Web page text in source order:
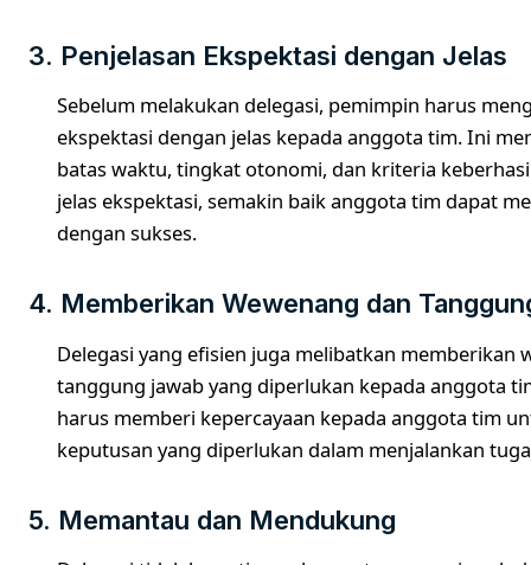
3. Penjelasan Ekspektasi dengan Jelas
Sebelum melakukan delegasi, pemimpin harus
ekspektasi dengan jelas kepada anggota tim. Ini
batas waktu, tingkat otonomi, dan kriteria
jelas ekspektasi, semakin baik anggota tim dapat
dengan sukses.
4. Memberikan Wewenang dan
Delegasi yang efisien juga melibatkan memberikan
tanggung jawab yang diperlukan kepada anggota
harus memberi kepercayaan kepada anggota tim
keputusan yang diperlukan dalam menjalankan
5. Memantau dan Mendukung